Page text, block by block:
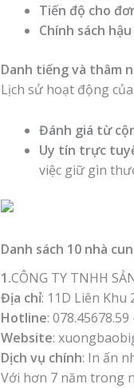
Tiến độ cho
Chính sách hậu
Danh tiếng và thâm
Lịch sử hoạt động
Đánh giá từ
Uy tín trực
việc giữ gìn
Danh sách 10 nhà
1.CÔNG TY TNHH
Địa chỉ: 11D Liên Khu
Hotline:
Website:
Dịch vụ chính: In ấn
Với hơn 7 năm trong